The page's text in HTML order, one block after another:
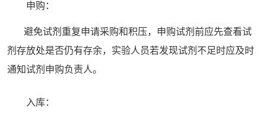
申购：
避免试剂重复申请采购和积压，申购试剂前应先查看试
剂存放处是否仍有存余，实验人员若发现试剂不足时应及时
通知试剂申购负责人。
入库：